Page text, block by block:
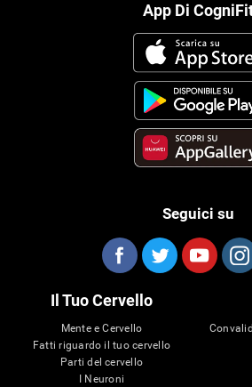
App Di
Seguici su
Il Tuo Cervello
Mente e Cervello
Fatti riguardo il tuo cervello
Parti del cervello
I Neuroni